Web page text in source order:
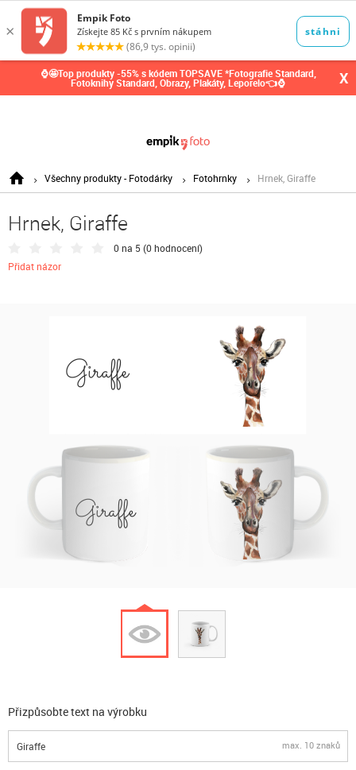
⌚🤩Top produkty -55% s kódem TOPSAVE *Fotografie Standard,
Fotoknihy Standard, Obrazy, Plakáty, Leporelo👈⌚ X
Všechny produkty - Fotodárky Fotohrnky Hrnek, Giraffe
Hrnek, Giraffe
0 na 5 (0 hodnocení)
Přidat názor
Giraffe
Giraffe
Přizpůsobte text na výrobku
max. 10 znaků